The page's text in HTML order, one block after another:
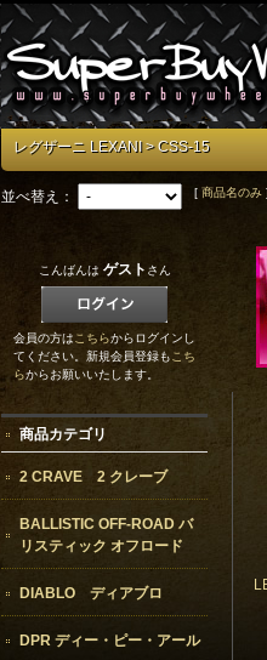
レグザーニ LEXANI> CSS-15
並べ替え： [ 商品名のみ
こんばんは ゲスト さん
会員の方はこちらからログインし
てください。新規会員登録もこち
らからお願いいたします。
商品カテゴリ
2 CRAVE 2 クレーブ
BALLISTIC OFF-ROAD バ
リスティック オフロード
DIABLO ディアブロ
DPR ディー・ピー・アール